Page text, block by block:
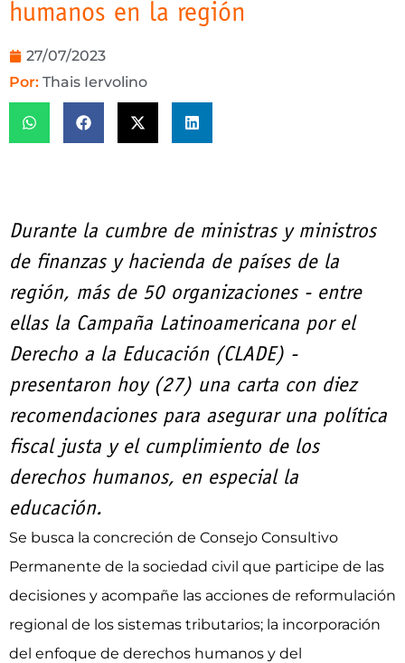
humanos en la región
27/07/2023
Por: Thais Iervolino
Durante la cumbre de ministras y ministros
de finanzas y hacienda de países de la
región, más de 50 organizaciones - entre
ellas la Campaña Latinoamericana por el
Derecho a la Educación (CLADE) -
presentaron hoy (27) una carta con diez
recomendaciones para asegurar una política
fiscal justa y el cumplimiento de los
derechos humanos, en especial la
educación.
Se busca la concreción de Consejo Consultivo
Permanente de la sociedad civil que participe de las
decisiones y acompañe las acciones de reformulación
regional de los sistemas tributarios; la incorporación
del enfoque de derechos humanos y del